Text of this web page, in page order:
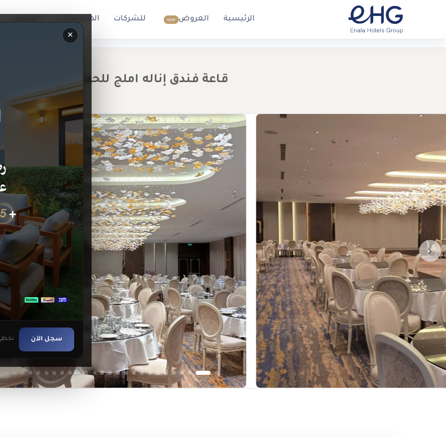
الرئيسية العروض جديد للشركات المنتجعات
×
سجل الآن
قاعة فندق إناله املج للحفلات